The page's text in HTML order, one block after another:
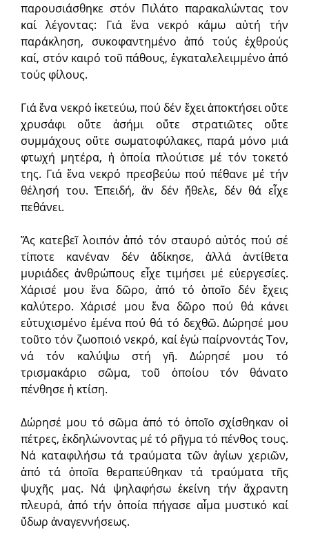
παρουσιάσθηκε στόν Πιλάτο παρακαλώντας τον
καί λέγοντας: Γιά ἕνα νεκρό κάμω αὐτή τήν
παράκληση, συκοφαντημένο ἀπό τούς ἐχθρούς
καί, στόν καιρό τοῦ πάθους, ἐγκαταλελειμμένο ἀπό
τούς φίλους.
Γιά ἕνα νεκρό ἱκετεύω, πού δέν ἔχει ἀποκτήσει οὔτε
χρυσάφι οὔτε ἀσήμι οὔτε στρατιῶτες οὔτε
συμμάχους οὔτε σωματοφύλακες, παρά μόνο μιά
φτωχή μητέρα, ἡ ὁποία πλούτισε μέ τόν τοκετό
της. Γιά ἕνα νεκρό πρεσβεύω πού πέθανε μέ τήν
θέλησή του. Ἐπειδή, ἄν δέν ἤθελε, δέν θά εἶχε
πεθάνει.
Ἄς κατεβεῖ λοιπόν ἀπό τόν σταυρό αὐτός πού σέ
τίποτε κανέναν δέν ἀδίκησε, ἀλλά ἀντίθετα
μυριάδες ἀνθρώπους εἶχε τιμήσει μέ εὐεργεσίες.
Χάρισέ μου ἕνα δῶρο, ἀπό τό ὁποῖο δέν ἔχεις
καλύτερο. Χάρισέ μου ἕνα δῶρο πού θά κάνει
εὐτυχισμένο ἐμένα πού θά τό δεχθῶ. Δώρησέ μου
τοῦτο τόν ζωοποιό νεκρό, καί ἐγώ παίρνοντάς Τον,
νά τόν καλύψω στή γῆ. Δώρησέ μου τό
τρισμακάριο σῶμα, τοῦ ὁποίου τόν θάνατο
πένθησε ἡ κτίση.
Δώρησέ μου τό σῶμα ἀπό τό ὁποῖο σχίσθηκαν οἱ
πέτρες, ἐκδηλώνοντας μέ τό ρῆγμα τό πένθος τους.
Νά καταφιλήσω τά τραύματα τῶν ἁγίων χεριῶν,
ἀπό τά ὁποῖα θεραπεύθηκαν τά τραύματα τῆς
ψυχῆς μας. Νά ψηλαφήσω ἐκείνη τήν ἄχραντη
πλευρά, ἀπό τήν ὁποία πήγασε αἷμα μυστικό καί
ὕδωρ ἀναγεννήσεως.